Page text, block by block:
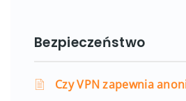
Bezpieczeństwo
Czy VPN zapewnia